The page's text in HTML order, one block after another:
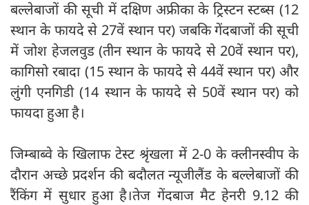
बल्लेबाजों की सूची में दक्षिण अफ्रीका के ट्रिस्टन स्टब्स (12
स्थान के फायदे से 27वें स्थान पर) जबकि गेंदबाजों की सूची
में जोश हेजलवुड (तीन स्थान के फायदे से 20वें स्थान पर),
कागिसो रबादा (15 स्थान के फायदे से 44वें स्थान पर) और
लुंगी एनगिडी (14 स्थान के फायदे से 50वें स्थान पर) को
फायदा हुआ है।
जिम्बाब्वे के खिलाफ टेस्ट श्रृंखला में 2-0 के क्लीनस्वीप के
दौरान अच्छे प्रदर्शन की बदौलत न्यूजीलैंड के बल्लेबाजों की
रैंकिंग में सुधार हुआ है।तेज गेंदबाज मैट हेनरी 9.12 की